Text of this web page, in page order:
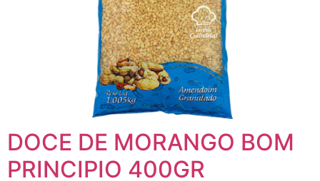
DOCE DE MORANGO BOM
PRINCIPIO 400GR